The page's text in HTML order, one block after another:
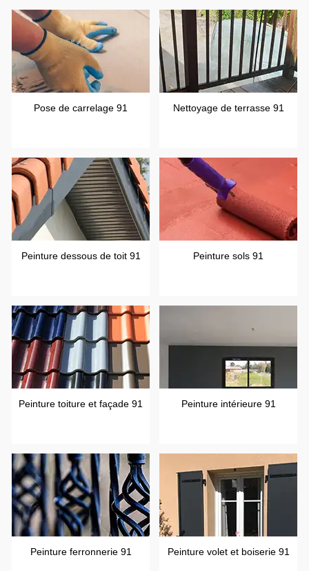
Pose de carrelage 91 Nettoyage de terrasse 91
Peinture dessous de toit 91 Peinture sols 91
Peinture toiture et façade 91 Peinture intérieure 91
Peinture ferronnerie 91 Peinture volet et boiserie 91